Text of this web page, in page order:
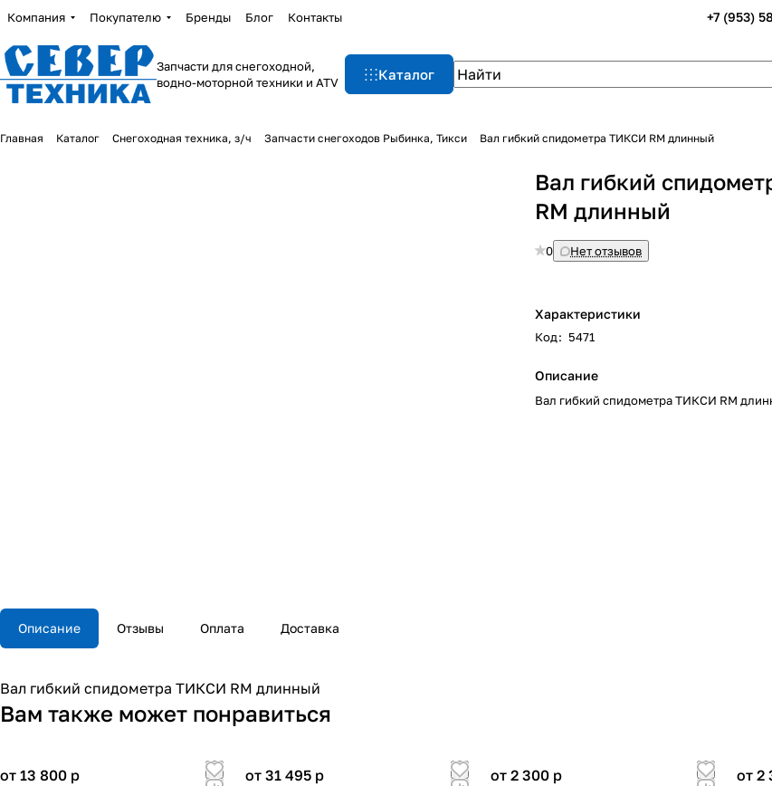
Компания Покупателю Бренды Блог Контакты +7 (953)
Запчасти для снегоходной,
водно-моторной техники и ATV
Каталог
Главная Каталог Снегоходная техника, з/ч Запчасти снегоходов Рыбинка, Тикси Вал гибкий спидометра ТИКСИ RM длинный
Вал гибкий
RM длинный
0 Нет отзывов
Характеристики
Код: 5471
Описание
Вал гибкий спидометра ТИКСИ RM
Описание Отзывы Оплата Доставка
Вал гибкий спидометра ТИКСИ RM длинный
Вам также может понравиться
от 13 800 p от 31 495 p от 2 300 p от 2